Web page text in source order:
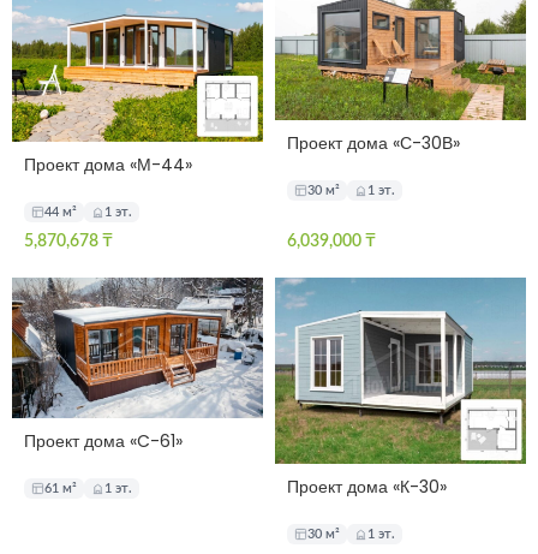
Проект дома «М-44»
44 м² 1 эт.
5,870,678 ₸
Проект дома «С-30В»
30 м² 1 эт.
6,039,000 ₸
Проект дома «C-61»
61 м² 1 эт. Проект дома «К-30»
30 м² 1 эт.